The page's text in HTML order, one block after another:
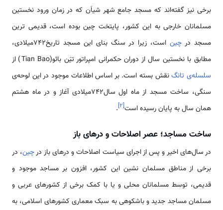
برخی نیز گفته‌اند که مسجد جامع شهر شی­اَن که در زمان ورود نخستین
مسلمانان خارجی به این کشور، پایتخت چین بوده است، قدیمی ترین
مسجد در چین
است، زیرا در سنگ بنای این مسجد تاریخ742میلادی،
مطابق با نخستین سال از دوران حکمرانی امپراتور تیَن بائو(Tian Bao) از
سلسله‌ی تانگنقش بسته است. بر اساس اطلاعات موجود در این لوحه‌ی
سنگی، ساخت مسجد از ماه اول سال742میلادی آغاز و در ماه هشتم
همان سال به پایان رسیده است[۲]
.
ساخت مساجد؛ عصر اصلاحات و درهای باز
در سال­‌های اخیر و پس از اجرای سیاست اصلاحات و درهای باز درچین، در
برخی از مناطق مسلمان نشین این کشور، افزون بر مساجد موجود و
قدیمی، توسط مسلمانان محلی و یا با کمک برخی از کشورهای عربی و
مسلمان مساجد جدید و باشکوهی به سبک معماری کشورهای اسلامی، به